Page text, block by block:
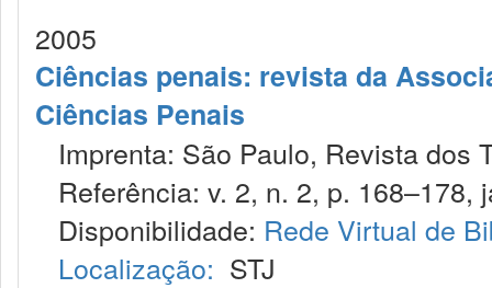
2005
Ciências penais: revista da
Ciências Penais
Imprenta: São Paulo, Revista dos
Referência: v. 2, n. 2, p. 168–178,
Disponibilidade: Rede Virtual de
Localização: STJ